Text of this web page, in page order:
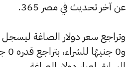
عن آخر تحديث في مصر 365.